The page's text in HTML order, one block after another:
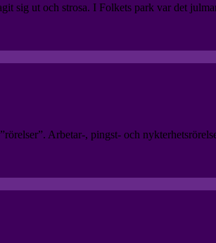
sig ut och strosa. I Folkets park var det
Arbetar-, pingst- och